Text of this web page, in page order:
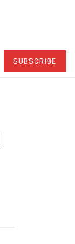
SUBSCRIBE